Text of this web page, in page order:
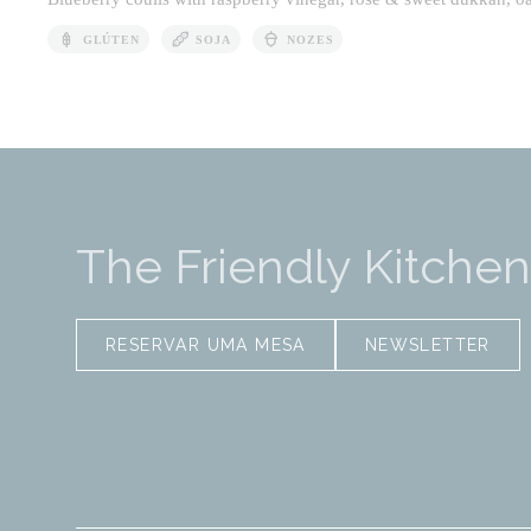
GLÚTEN SOJA NOZES
The Friendly Kitchen
RESERVAR UMA MESA NEWSLETTER